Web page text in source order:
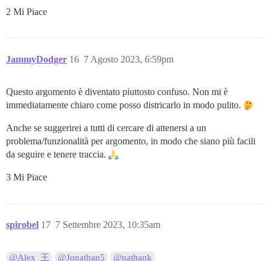
2 Mi Piace
JammyDodger 7 Agosto 2023, 6:59pm
16
Questo argomento è diventato piuttosto confuso. Non mi è
immediatamente chiaro come posso districarlo in modo pulito.
Anche se suggerirei a tutti di cercare di attenersi a un
problema/funzionalità per argomento, in modo che siano più facili
da seguire e tenere traccia.
3 Mi Piace
spirobel 7 Settembre 2023, 10:35am
17
@Alex_王 @Jonathan5 @nathank